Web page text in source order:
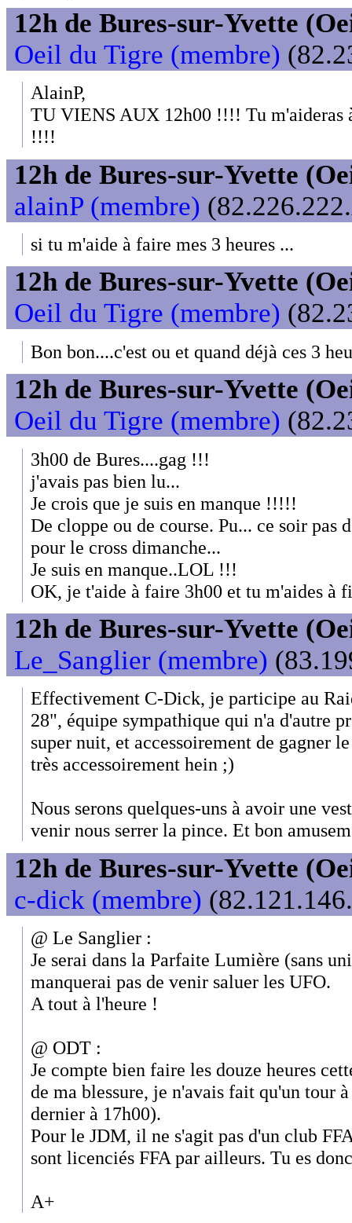
12h de Bures-sur-Yvette
Oeil du Tigre (membre)
AlainP,
TU VIENS AUX 12h00 !!!! Tu m'aideras
!!!!
12h de Bures-sur-Yvette
alainP (membre)
si tu m'aide à faire mes 3 heures ...
12h de Bures-sur-Yvette
Oeil du Tigre (membre)
Bon bon....c'est ou et quand déjà ces 3
12h de Bures-sur-Yvette
Oeil du Tigre (membre)
3h00 de Bures....gag !!!
j'avais pas bien lu...
Je crois que je suis en manque !!!!!
De cloppe ou de course. Pu... ce soir pas
pour le cross dimanche...
Je suis en manque..LOL !!!
OK, je t'aide à faire 3h00 et tu m'aides à
12h de Bures-sur-Yvette
Le_Sanglier (membre)
Effectivement C-Dick, je participe au
28", équipe sympathique qui n'a d'autre
super nuit, et accessoirement de gagner
très accessoirement hein ;)
Nous serons quelques-uns à avoir une
venir nous serrer la pince. Et bon
12h de Bures-sur-Yvette
c-dick (membre)
@ Le Sanglier :
Je serai dans la Parfaite Lumière (sans
manquerai pas de venir saluer les UFO.
A tout à l'heure !
@ ODT :
Je compte bien faire les douze heures
de ma blessure, je n'avais fait qu'un tour
dernier à 17h00).
Pour le JDM, il ne s'agit pas d'un club
sont licenciés FFA par ailleurs. Tu es
A+